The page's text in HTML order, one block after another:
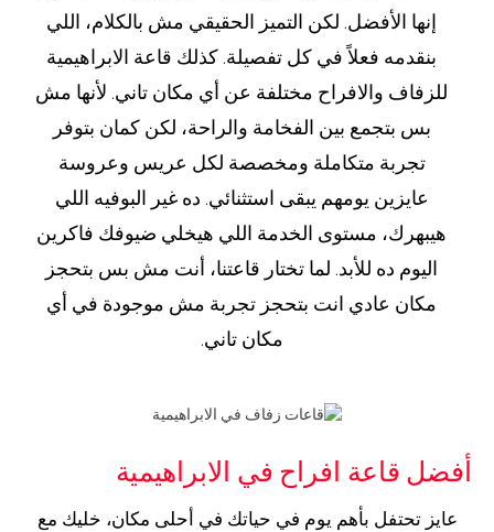
إنها الأفضل. لكن التميز الحقيقي مش بالكلام، اللي
بنقدمه فعلاً في كل تفصيلة. كذلك قاعة الابراهيمية
للزفاف والافراح مختلفة عن أي مكان تاني. لأنها مش
بس بتجمع بين الفخامة والراحة، لكن كمان بتوفر
تجربة متكاملة ومخصصة لكل عريس وعروسة
عايزين يومهم يبقى استثنائي. ده غير البوفيه اللي
هيبهرك، مستوى الخدمة اللي هيخلي ضيوفك فاكرين
اليوم ده للأبد. لما تختار قاعتنا، أنت مش بس بتحجز
مكان عادي انت بتحجز تجربة مش موجودة في أي
مكان تاني.
أفضل قاعة افراح في الابراهيمية
عايز تحتفل بأهم يوم في حياتك في أحلى مكان، خليك مع